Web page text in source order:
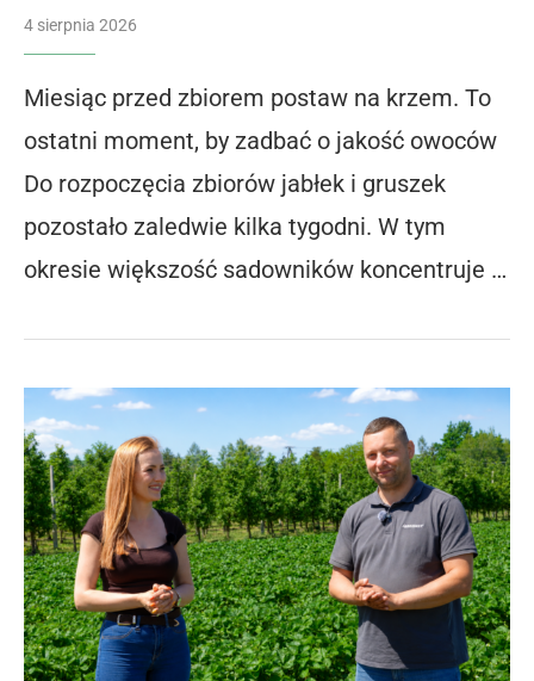
4 sierpnia 2026
Miesiąc przed zbiorem postaw na krzem. To
ostatni moment, by zadbać o jakość owoców
Do rozpoczęcia zbiorów jabłek i gruszek
pozostało zaledwie kilka tygodni. W tym
okresie większość sadowników koncentruje …